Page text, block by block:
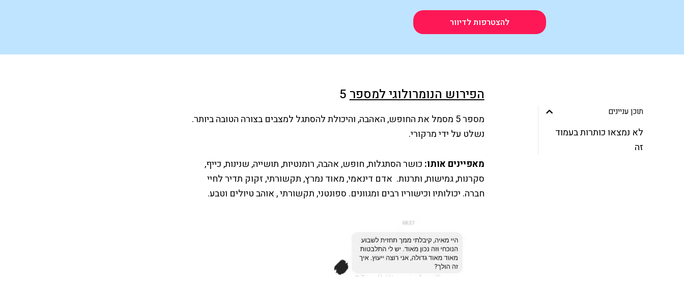
להצטרפות לדיוור
תוכן עניינים
לא נמצאו כותרות בעמוד
זה
הפירוש הנומרולוגי למספר5
מספר 5 מסמל את החופש, האהבה, והיכולת להסתגל למצבים בצורה הטובה ביותר.
נשלט על ידי מרקורי.
מאפיינים אותו: כושר הסתגלות, חופש, אהבה, רומנטיות, תושייה, שנינות, כייף,
סקרנות, גמישות, ותרנות. אדם דינאמי, מאוד נמרץ, תקשורתי, זקוק תדיר לחיי
חברה. יכולותיו וכישוריו רבים ומגוונים. ספונטני, תקשורתי , אוהב טיולים וטבע.